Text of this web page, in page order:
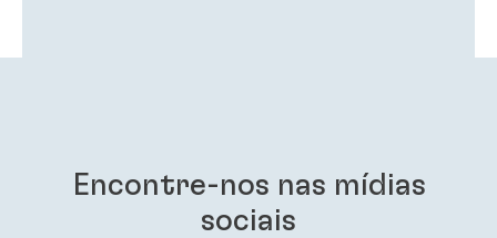
Encontre-nos nas mídias
sociais